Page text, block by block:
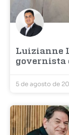
Luizianne
governista
5 de agosto de